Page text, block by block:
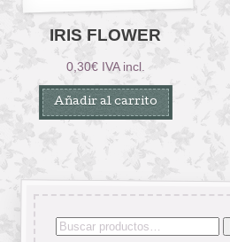
IRIS FLOWER
0,30€ IVA incl.
Añadir al carrito
Buscar